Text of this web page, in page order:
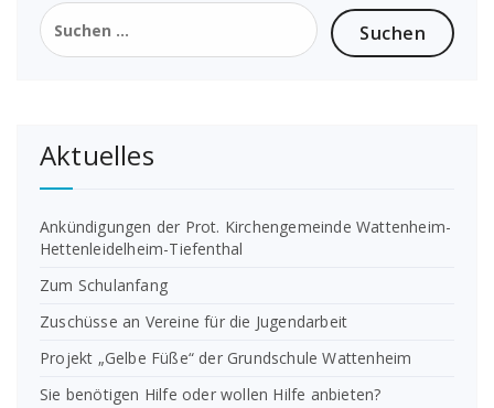
Suchen
nach:
Aktuelles
Ankündigungen der Prot. Kirchengemeinde Wattenheim-
Hettenleidelheim-Tiefenthal
Zum Schulanfang
Zuschüsse an Vereine für die Jugendarbeit
Projekt „Gelbe Füße“ der Grundschule Wattenheim
Sie benötigen Hilfe oder wollen Hilfe anbieten?